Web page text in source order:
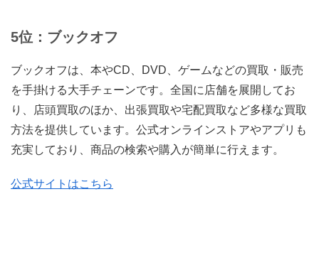
5位：ブックオフ
ブックオフは、本やCD、DVD、ゲームなどの買取・販売
を手掛ける大手チェーンです。全国に店舗を展開してお
り、店頭買取のほか、出張買取や宅配買取など多様な買取
方法を提供しています。公式オンラインストアやアプリも
充実しており、商品の検索や購入が簡単に行えます。
公式サイトはこちら